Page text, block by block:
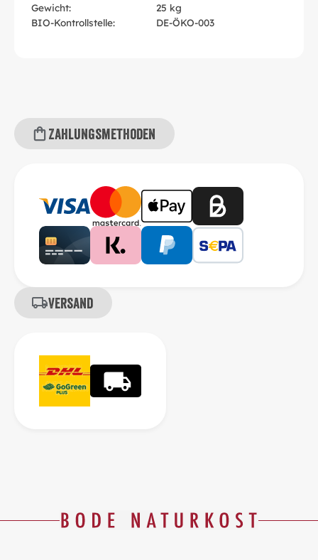
Gewicht:
25 kg
BIO-Kontrollstelle:
DE-ÖKO-003
Zahlungsmethoden
Versand